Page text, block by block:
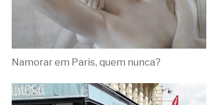
Namorar em Paris, quem nunca?